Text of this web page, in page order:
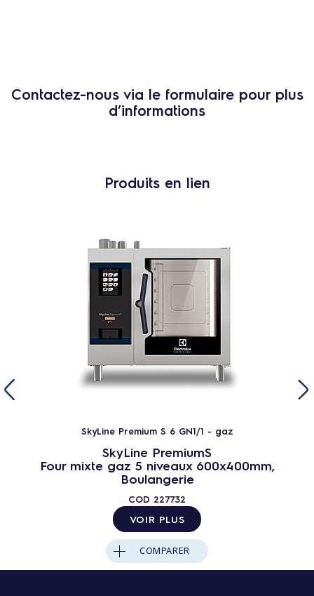
Contactez-nous via le formulaire pour plus
d’informations
Produits en lien
SkyLine Premium S 6 GN1/1 - gaz
SkyLine PremiumS
Four mixte gaz 5 niveaux 600x400mm,
Boulangerie
COD 227732
VOIR PLUS
COMPARER